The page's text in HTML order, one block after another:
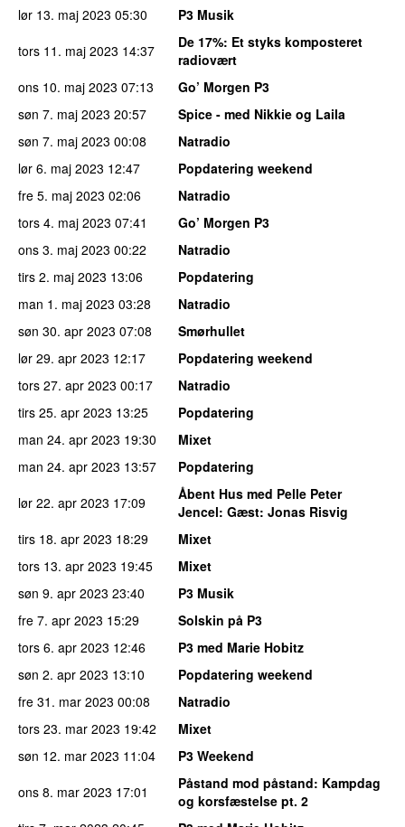
lør 13. maj 2023 05:30
P3 Musik
tors 11. maj 2023 14:37 De 17%: Et styks komposteret
radiovært
ons 10. maj 2023 07:13
Go’ Morgen P3
søn 7. maj 2023 20:57
Spice - med Nikkie og Laila
søn 7. maj 2023 00:08
Natradio
lør 6. maj 2023 12:47
Popdatering weekend
fre 5. maj 2023 02:06
Natradio
tors 4. maj 2023 07:41
Go’ Morgen P3
ons 3. maj 2023 00:22
Natradio
tirs 2. maj 2023 13:06
Popdatering
man 1. maj 2023 03:28
Natradio
søn 30. apr 2023 07:08
Smørhullet
lør 29. apr 2023 12:17
Popdatering weekend
tors 27. apr 2023 00:17
Natradio
tirs 25. apr 2023 13:25
Popdatering
man 24. apr 2023 19:30
Mixet
man 24. apr 2023 13:57
Popdatering
lør 22. apr 2023 17:09
Åbent Hus med Pelle Peter
Jencel: Gæst: Jonas Risvig
tirs 18. apr 2023 18:29
Mixet
tors 13. apr 2023 19:45
Mixet
søn 9. apr 2023 23:40
P3 Musik
fre 7. apr 2023 15:29
Solskin på P3
tors 6. apr 2023 12:46
P3 med Marie Hobitz
søn 2. apr 2023 13:10
Popdatering weekend
fre 31. mar 2023 00:08
Natradio
tors 23. mar 2023 19:42
Mixet
søn 12. mar 2023 11:04
P3 Weekend
ons 8. mar 2023 17:01 Påstand mod påstand: Kampdag
og korsfæstelse pt. 2